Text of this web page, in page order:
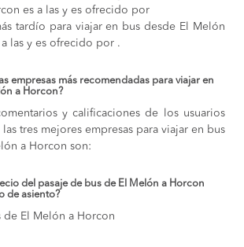
es a las y es ofrecido por
tardío para viajar en bus desde El Melón
las y es ofrecido por .
empresas más recomendadas para viajar en
a Horcon?
y calificaciones de los usuarios
tres mejores empresas para viajar en bus
a Horcon son:
del pasaje de bus de El Melón a Horcon
de asiento?
de El Melón a Horcon